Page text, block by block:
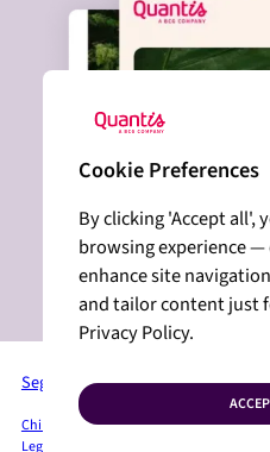
Seguici su LinkedIn
Chi siamo Servizi + SoluzioniSettoriInsight
Legal Mentions
Cookie Preferences
By clicking 'Accept all',
browsing experience —
enhance site
and tailor content just
Privacy Policy.